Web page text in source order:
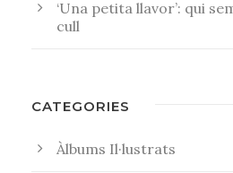
‘Una petita llavor’: qui
cull
CATEGORIES
Àlbums Il·lustrats